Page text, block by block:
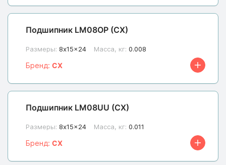
Подшипник LM08OP (CX)
Размеры: 8x15x24 Масса, кг: 0.008
Бренд: CX
Подшипник LM08UU (CX)
Размеры: 8x15x24 Масса, кг: 0.011
Бренд: CX